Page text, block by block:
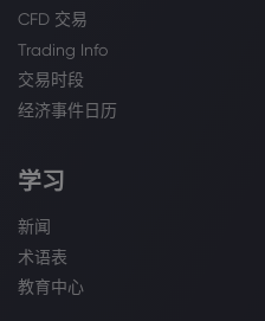
CFD 交易
Trading Info
交易时段
经济事件日历
学习
新闻
术语表
教育中心